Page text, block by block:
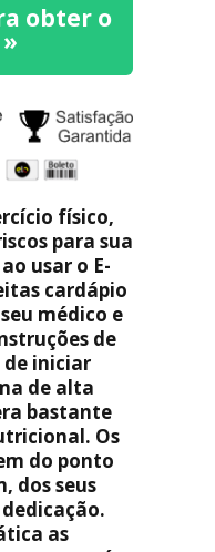
obter o
físico,
para sua
usar o E-
cardápio
médico e
de
iniciar
de alta
bastante
Os
do ponto
dos seus
as